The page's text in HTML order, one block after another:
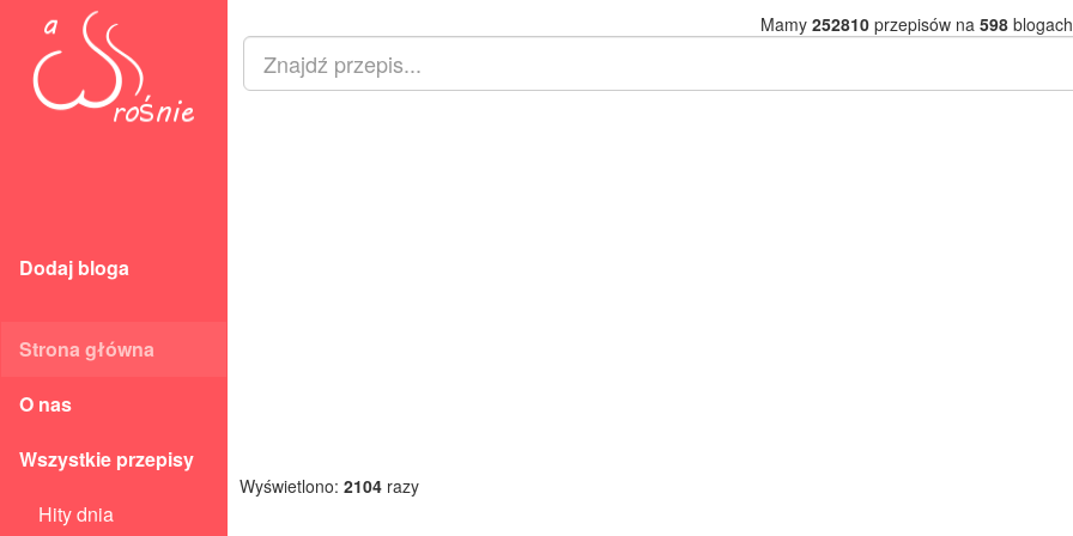
Dodaj bloga
Strona główna
O nas
Wszystkie przepisy
Hity dnia
Mamy 252810przepisów na 598
Wyświetlono: 2104 razy